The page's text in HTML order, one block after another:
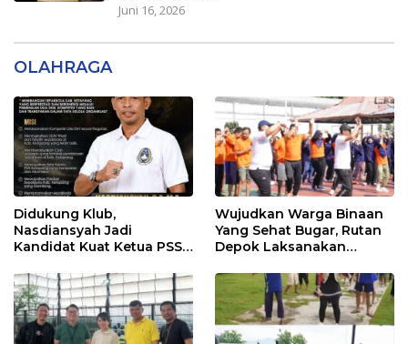
Juni 16, 2026
OLAHRAGA
Didukung Klub,
Nasdiansyah Jadi
Kandidat Kuat Ketua PSSI
Wujudkan Warga Binaan
Yang Sehat Bugar, Rutan
Depok Laksanakan